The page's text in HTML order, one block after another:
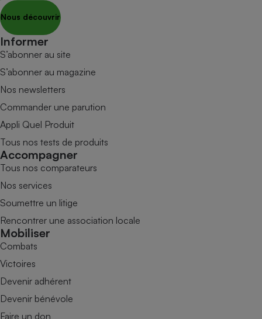
Nous découvrir
Informer
S’abonner au site
S’abonner au magazine
Nos newsletters
Commander une parution
Appli Quel Produit
Tous nos tests de produits
Accompagner
Tous nos comparateurs
Nos services
Soumettre un litige
Rencontrer une association locale
Mobiliser
Combats
Victoires
Devenir adhérent
Devenir bénévole
Faire un don